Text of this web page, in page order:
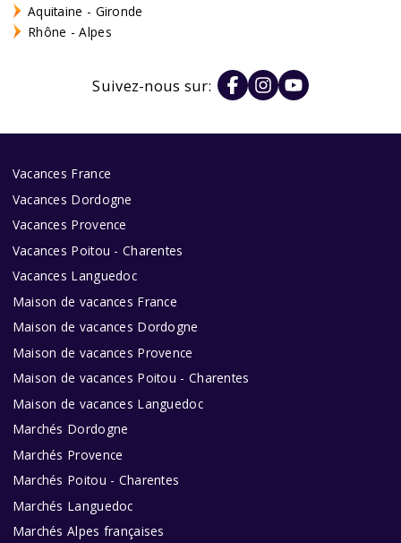
Aquitaine - Gironde
Rhône - Alpes
Suivez-nous sur:
Vacances France
Vacances Dordogne
Vacances Provence
Vacances Poitou - Charentes
Vacances Languedoc
Maison de vacances France
Maison de vacances Dordogne
Maison de vacances Provence
Maison de vacances Poitou - Charentes
Maison de vacances Languedoc
Marchés Dordogne
Marchés Provence
Marchés Poitou - Charentes
Marchés Languedoc
Marchés Alpes françaises